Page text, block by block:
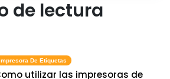
de lectura
Impresora De Etiquetas
utilizar las impresoras de